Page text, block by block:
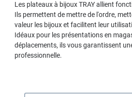
Les plateaux à bijoux TRAY allient
Ils permettent de mettre de l'ordre,
valeur les bijoux et facilitent leur
Idéaux pour les présentations en
déplacements, ils vous garantissent
professionnelle.